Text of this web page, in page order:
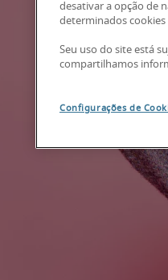
desativar a opção de
determinados
Seu uso do site está
compartilhamos
Configurações de